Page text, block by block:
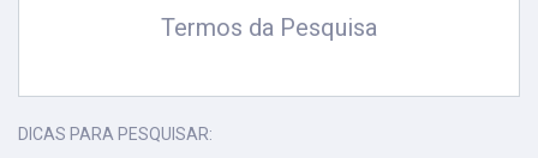
Termos da Pesquisa
DICAS PARA PESQUISAR: